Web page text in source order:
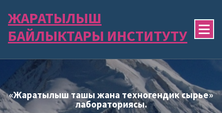
content
ЖАРАТЫЛЫШ
БАЙЛЫКТАРЫ ИНСТИТУТУ
«Жаратылыш ташы жана техногендик сырье»
лабораториясы.